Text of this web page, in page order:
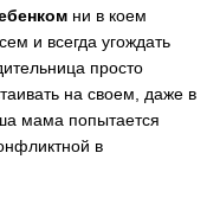
ни в коем
и всегда угождать
просто
на своем, даже в
мама попытается
в